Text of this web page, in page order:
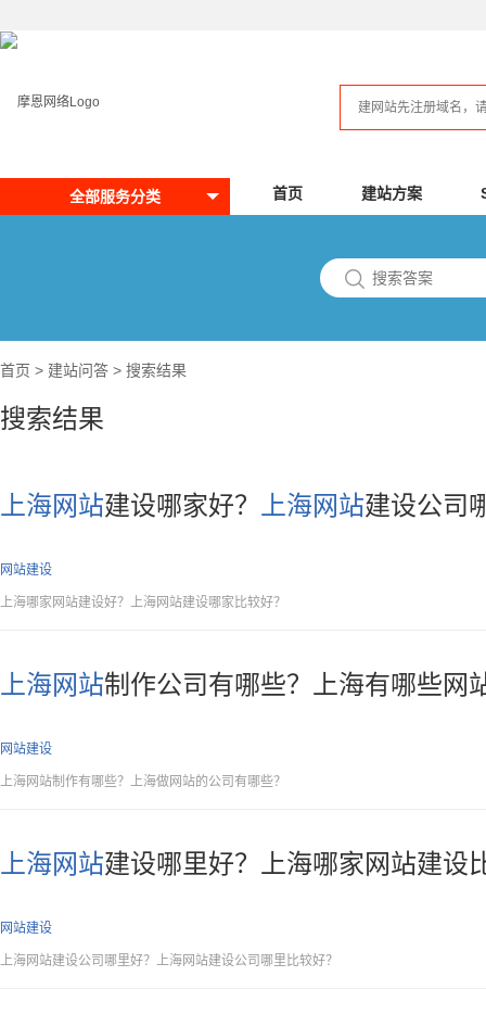
全部服务分类 首页 建站方案
首页 > 建站问答 > 搜索结果
搜索结果
上海网站建设哪家好？ 上海网站建设公司
网站建设
上海哪家网站建设好？上海网站建设哪家比较好？
上海网站制作公司有哪些？上海有哪些网
网站建设
上海网站制作有哪些？上海做网站的公司有哪些？
上海网站建设哪里好？上海哪家网站建设
网站建设
上海网站建设公司哪里好？上海网站建设公司哪里比较好？